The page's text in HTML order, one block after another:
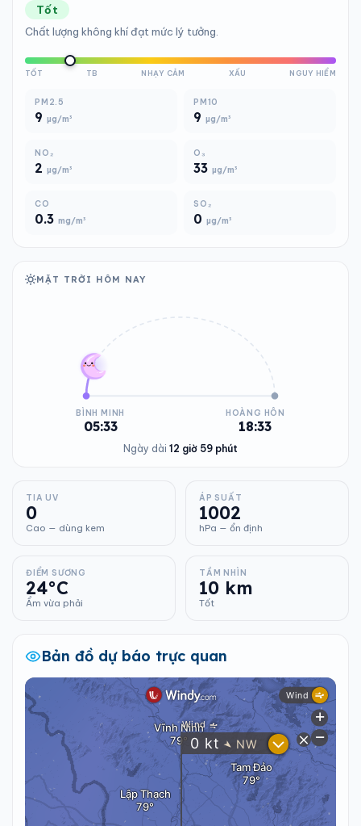
Tốt
Chất lượng không khí đạt mức lý tưởng.
TỐT TB NHẠY CẢM XẤU NGUY HIỂM
PM2.5
9 µg/m³
PM10
9 µg/m³
NO₂
2 µg/m³
O₃
33 µg/m³
CO
0.3 mg/m³
SO₂
0 µg/m³
MẶT TRỜI HÔM NAY
BÌNH MINH
05:33
HOÀNG HÔN
18:33
Ngày dài 12 giờ 59 phút
TIA UV
0
Cao — dùng kem
ÁP SUẤT
1002
hPa — ổn định
ĐIỂM SƯƠNG
24°C
Ẩm vừa phải
TẦM NHÌN
10 km
Tốt
Bản đồ dự báo trực quan